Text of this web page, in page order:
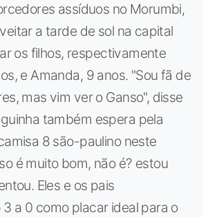
assíduos no Morumbi,
a tarde de sol na capital
os filhos, respectivamente
e Amanda, 9 anos. "Sou fã de
mas vim ver o Ganso", disse
também espera pela
8 são-paulino neste
é muito bom, não é? estou
Eles e os pais
a 0 como placar ideal para o